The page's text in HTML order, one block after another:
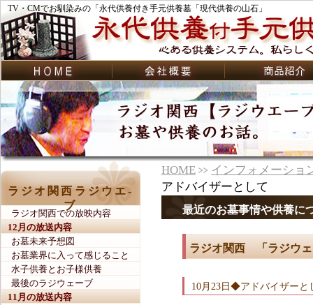
TV・CMでお馴染みの「永代供養付き手元供養墓「現代供養の山石」
ラジオ関西ラジウエ-
ブ
ラジオ関西での放映内容
12月の放送内容
お墓未来予想図
お墓業界に入って感じること
水子供養とお子様供養
最後のラジウェーブ
11月の放送内容
HOME
インフォメーショ
アドバイザーとして
最近のお墓事情や供養に
ラジオ関西 「ラジウ
10月23日◆アドバイザーと